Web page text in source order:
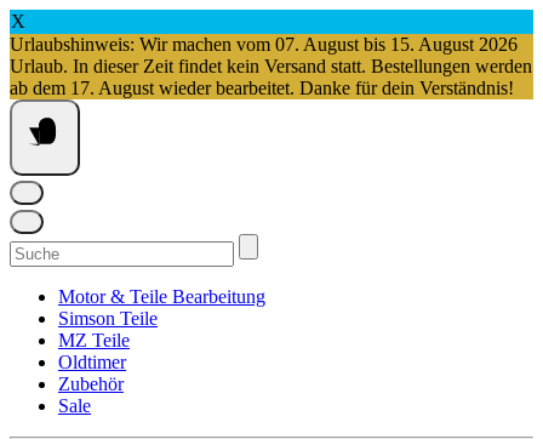
X
Urlaubshinweis: Wir machen vom 07. August bis 15. August 2026
Urlaub. In dieser Zeit findet kein Versand statt. Bestellungen werden
ab dem 17. August wieder bearbeitet. Danke für dein Verständnis!
Springe
zum
Inhalt
Suchen
nach:
Motor & Teile Bearbeitung
Simson Teile
MZ Teile
Oldtimer
Zubehör
Sale